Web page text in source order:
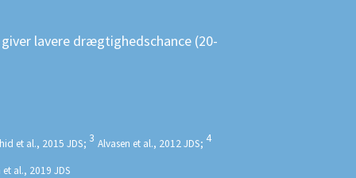
lavere drægtighedschance (20-
et al., 2015 JDS; 3 Alvasen et al., 2012 JDS; 4
al., 2019 JDS